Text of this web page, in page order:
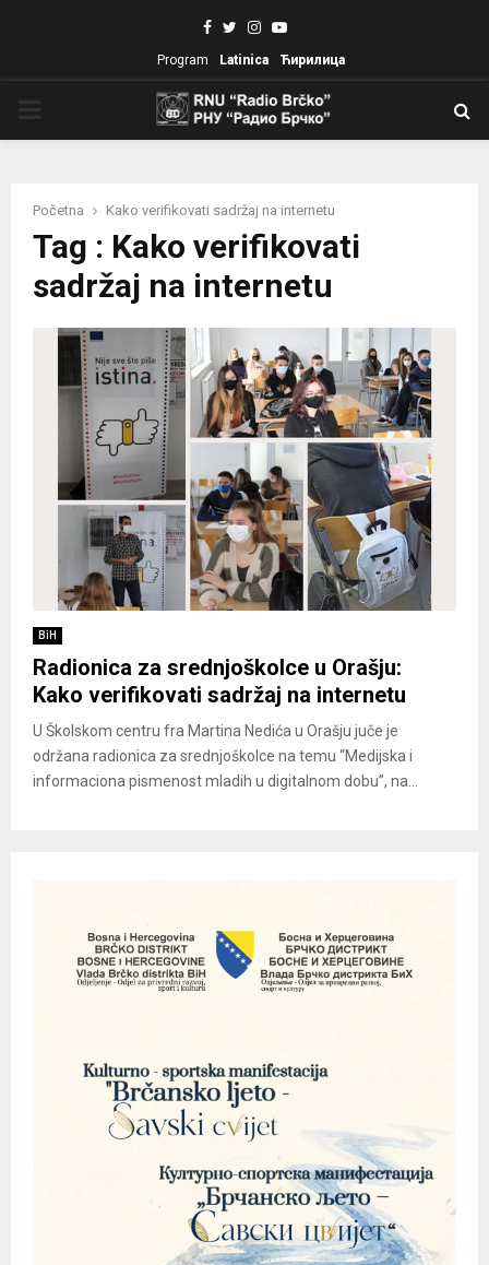
Facebook
TwitterInstagram
Youtube
Program Latinica Ћирилица
Početna Kako verifikovati sadržaj na internetu
Tag : Kako verifikovati
sadržaj na internetu
BiH
Radionica za srednjoškolce u Orašju:
Kako verifikovati sadržaj na internetu
U Školskom centru fra Martina Nedića u Orašju juče je
održana radionica za srednjoškolce na temu “Medijska i
informaciona pismenost mladih u digitalnom dobu”, na...